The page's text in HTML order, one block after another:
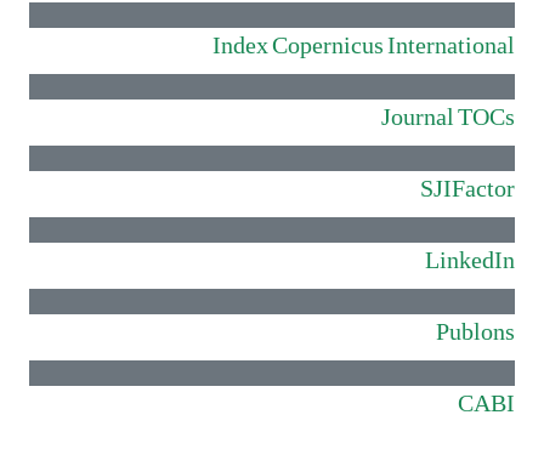
Index Copernicus International
Journal TOCs
SJIFactor
LinkedIn
Publons
CABI